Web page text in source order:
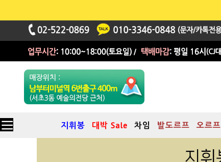
지휘봉 대박 Sale 차임 발도르프 오르프